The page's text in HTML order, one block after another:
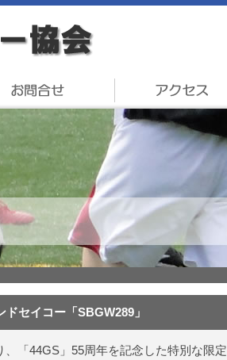
セイコー「SBGW289」
「44GS」55周年を記念した特別な限定